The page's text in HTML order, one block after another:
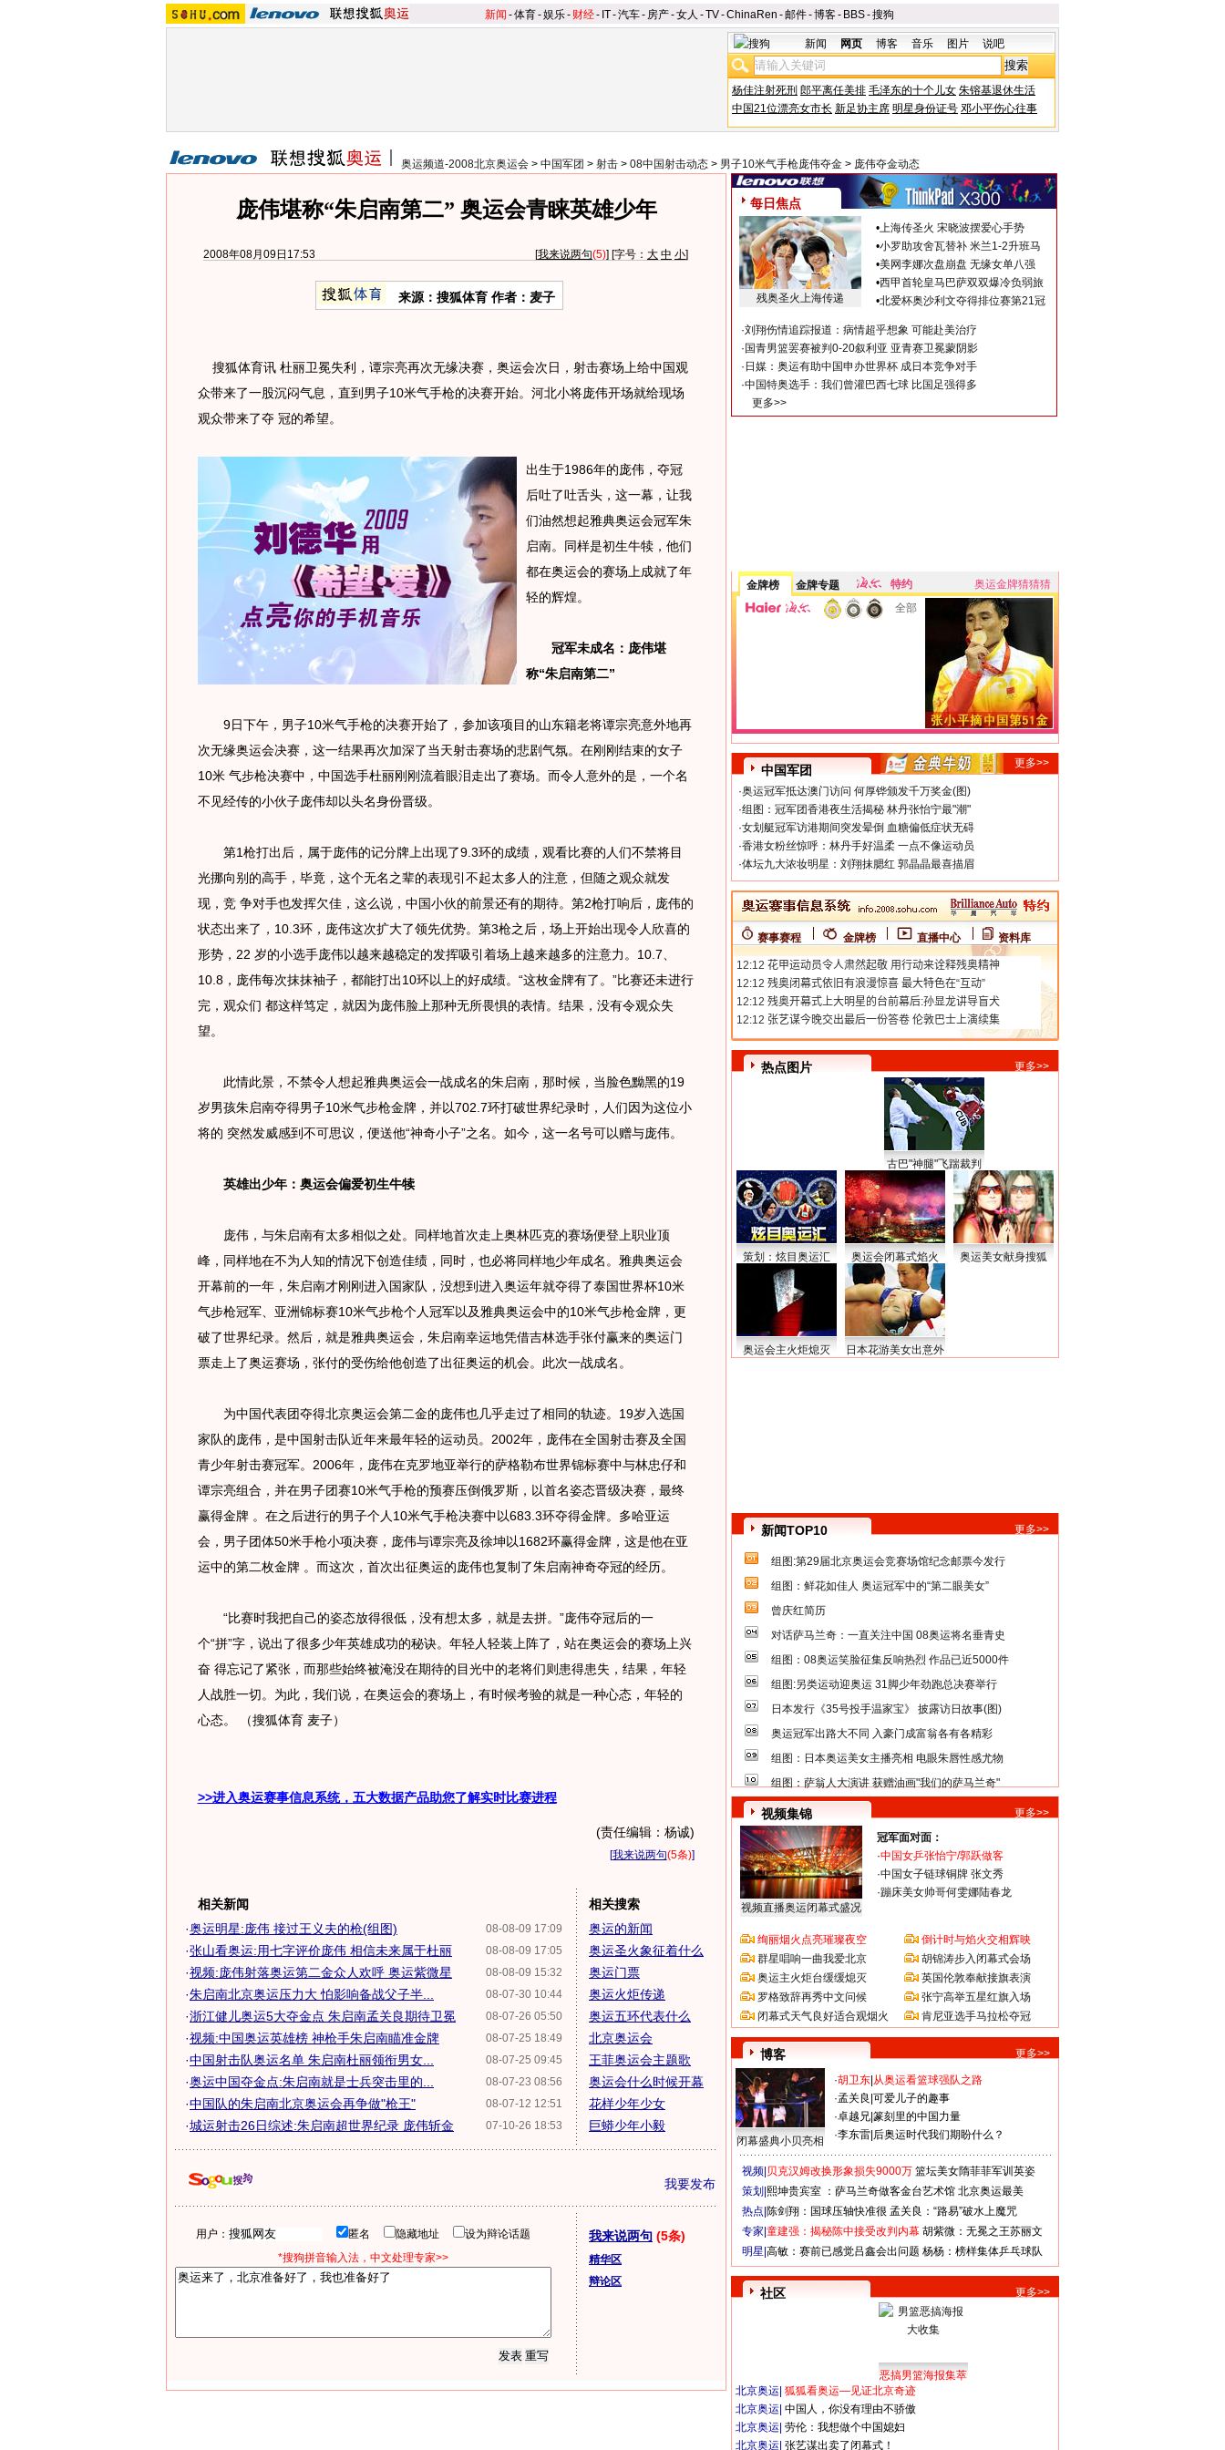
新闻 -体育-娱乐- 财经- IT-汽车- 房产-女人 -TV-ChinaRen -邮件-博客- BBS-搜狗
新闻 网页 博客 音乐 图片 说吧
杨佳注射死刑 郎平离任美排 毛泽东的十个儿女 朱镕基退休生活
中国21位漂亮女市长 新足协主席 明星身份证号 邓小平伤心往事
奥运频道-2008北京奥运会 > 中国军团 > 射击 > 08中国射击动态 > 男子10米气手枪庞伟夺金 > 庞伟夺金动态
庞伟堪称“朱启南第二” 奥运会青睐英雄少年
2008年08月09日17:53 [我来说两句(5)] [字号： 大 中 小]
来源：搜狐体育 作者：麦子
搜狐体育讯 杜丽卫冕失利，谭宗亮再次无缘决赛，奥运会次日，射击赛场上给中国观
众带来了一股沉闷气息，直到男子10米气手枪的决赛开始。河北小将庞伟开场就给现场
观众带来了夺 冠的希望。
出生于1986年的庞伟，夺冠
后吐了吐舌头，这一幕，让我
们油然想起雅典奥运会冠军朱
启南。同样是初生牛犊，他们
都在奥运会的赛场上成就了年
轻的辉煌。
冠军未成名：庞伟堪
称“朱启南第二”
9日下午，男子10米气手枪的决赛开始了，参加该项目的山东籍老将谭宗亮意外地再
次无缘奥运会决赛，这一结果再次加深了当天射击赛场的悲剧气氛。在刚刚结束的女子
10米 气步枪决赛中，中国选手杜丽刚刚流着眼泪走出了赛场。而令人意外的是，一个名
不见经传的小伙子庞伟却以头名身份晋级。
第1枪打出后，属于庞伟的记分牌上出现了9.3环的成绩，观看比赛的人们不禁将目
光挪向别的高手，毕竟，这个无名之辈的表现引不起太多人的注意，但随之观众就发
现，竞 争对手也发挥欠佳，这么说，中国小伙的前景还有的期待。第2枪打响后，庞伟的
状态出来了，10.3环，庞伟这次扩大了领先优势。第3枪之后，场上开始出现令人欣喜的
形势，22 岁的小选手庞伟以越来越稳定的发挥吸引着场上越来越多的注意力。10.7、
10.8，庞伟每次抹抹袖子，都能打出10环以上的好成绩。“这枚金牌有了。”比赛还未进行
完，观众们 都这样笃定，就因为庞伟脸上那种无所畏惧的表情。结果，没有令观众失
望。
此情此景，不禁令人想起雅典奥运会一战成名的朱启南，那时候，当脸色黝黑的19
岁男孩朱启南夺得男子10米气步枪金牌，并以702.7环打破世界纪录时，人们因为这位小
将的 突然发威感到不可思议，便送他“神奇小子”之名。如今，这一名号可以赠与庞伟。
英雄出少年：奥运会偏爱初生牛犊
庞伟，与朱启南有太多相似之处。同样地首次走上奥林匹克的赛场便登上职业顶
峰，同样地在不为人知的情况下创造佳绩，同时，也必将同样地少年成名。雅典奥运会
开幕前的一年，朱启南才刚刚进入国家队，没想到进入奥运年就夺得了泰国世界杯10米
气步枪冠军、亚洲锦标赛10米气步枪个人冠军以及雅典奥运会中的10米气步枪金牌，更
破了世界纪录。然后，就是雅典奥运会，朱启南幸运地凭借吉林选手张付赢来的奥运门
票走上了奥运赛场，张付的受伤给他创造了出征奥运的机会。此次一战成名。
为中国代表团夺得北京奥运会第二金的庞伟也几乎走过了相同的轨迹。19岁入选国
家队的庞伟，是中国射击队近年来最年轻的运动员。2002年，庞伟在全国射击赛及全国
青少年射击赛冠军。2006年，庞伟在克罗地亚举行的萨格勒布世界锦标赛中与林忠仔和
谭宗亮组合，并在男子团赛10米气手枪的预赛压倒俄罗斯，以首名姿态晋级决赛，最终
赢得金牌 。在之后进行的男子个人10米气手枪决赛中以683.3环夺得金牌。多哈亚运
会，男子团体50米手枪小项决赛，庞伟与谭宗亮及徐坤以1682环赢得金牌，这是他在亚
运中的第二枚金牌 。而这次，首次出征奥运的庞伟也复制了朱启南神奇夺冠的经历。
“比赛时我把自己的姿态放得很低，没有想太多，就是去拼。”庞伟夺冠后的一
个“拼”字，说出了很多少年英雄成功的秘诀。年轻人轻装上阵了，站在奥运会的赛场上兴
奋 得忘记了紧张，而那些始终被淹没在期待的目光中的老将们则患得患失，结果，年轻
人战胜一切。为此，我们说，在奥运会的赛场上，有时候考验的就是一种心态，年轻的
心态。 （搜狐体育 麦子）
>>进入奥运赛事信息系统，五大数据产品助您了解实时比赛进程
(责任编辑：杨诚)
[我来说两句(5条)]
相关新闻
08-08-09 17:09
·奥运明星:庞伟 接过王义夫的枪(组图)
08-08-09 17:05
·张山看奥运:用七字评价庞伟 相信未来属于杜丽
08-08-09 15:32
·视频:庞伟射落奥运第二金众人欢呼 奥运紫微星
08-07-30 10:44
·朱启南北京奥运压力大 怕影响备战父子半...
08-07-26 05:50
·浙江健儿奥运5大夺金点 朱启南孟关良期待卫冕
08-07-25 18:49
·视频:中国奥运英雄榜 神枪手朱启南瞄准金牌
08-07-25 09:45
·中国射击队奥运名单 朱启南杜丽领衔男女...
08-07-23 08:56
·奥运中国夺金点:朱启南就是士兵突击里的...
08-07-12 12:51
·中国队的朱启南北京奥运会再争做"枪王"
07-10-26 18:53
·城运射击26日综述:朱启南超世界纪录 庞伟斩金
相关搜索
奥运的新闻
奥运圣火象征着什么
奥运门票
奥运火炬传递
奥运五环代表什么
北京奥运会
王菲奥运会主题歌
奥运会什么时候开幕
花样少年少女
巨蟒少年小毅
我要发布
用户： 匿名 隐藏地址
设为辩论话题
*搜狗拼音输入法，中文处理专家>>
我来说两句 (5条)
精华区
辩论区
每日焦点
残奥圣火上海传递
•上海传圣火 宋晓波摆爱心手势
•小罗助攻舍瓦替补 米兰1-2升班马
•美网李娜次盘崩盘 无缘女单八强
•西甲首轮皇马巴萨双双爆冷负弱旅
•北爱杯奥沙利文夺得排位赛第21冠
·刘翔伤情追踪报道：病情超乎想象 可能赴美治疗
· 国青男篮罢赛被判0-20叙利亚 亚青赛卫冕蒙阴影
· 日媒：奥运有助中国申办世界杯 成日本竞争对手
·中国特奥选手：我们曾灌巴西七球 比国足强得多
更多>>
金牌榜 金牌专题 特约
奥运金牌猜猜猜
全部
中国军团
更多>>
·奥运冠军抵达澳门访问 何厚铧颁发千万奖金(图)
·组图：冠军团香港夜生活揭秘 林丹张怡宁最"潮"
·女划艇冠军访港期间突发晕倒 血糖偏低症状无碍
·香港女粉丝惊呼：林丹手好温柔 一点不像运动员
·体坛九大浓妆明星：刘翔抹腮红 郭晶晶最喜描眉
赛事赛程 金牌榜 直播中心 资料库
热点图片 更多>>
古巴"神腿"飞踹裁判
策划：炫目奥运汇 奥运会闭幕式焰火 奥运美女献身搜狐
奥运会主火炬熄灭 日本花游美女出意外
新闻TOP10 更多>>
组图:第29届北京奥运会竞赛场馆纪念邮票今发行
组图：鲜花如佳人 奥运冠军中的“第二眼美女”
曾庆红简历
对话萨马兰奇：一直关注中国 08奥运将名垂青史
组图：08奥运笑脸征集反响热烈 作品已近5000件
组图:另类运动迎奥运 31脚少年劲跑总决赛举行
日本发行《35号投手温家宝》 披露访日故事(图)
奥运冠军出路大不同 入豪门成富翁各有各精彩
组图：日本奥运美女主播亮相 电眼朱唇性感尤物
组图：萨翁人大演讲 获赠油画"我们的萨马兰奇"
视频集锦 更多>>
视频直播奥运闭幕式盛况
冠军面对面：
·中国女乒张怡宁/郭跃做客
·中国女子链球铜牌 张文秀
·蹦床美女帅哥何雯娜陆春龙
绚丽烟火点亮璀璨夜空
群星唱响一曲我爱北京
奥运主火炬台缓缓熄灭
罗格致辞再秀中文问候
闭幕式天气良好适合观烟火
倒计时与焰火交相辉映
胡锦涛步入闭幕式会场
英国伦敦奉献接旗表演
张宁高举五星红旗入场
肯尼亚选手马拉松夺冠
博客 更多>>
闭幕盛典小贝亮相
·胡卫东 从奥运看篮球强队之路
·孟关良 可爱儿子的趣事
·卓越兄 篆刻里的中国力量
·李东雷 后奥运时代我们期盼什么？
视频| 贝克汉姆改换形象损失9000万 篮坛美女隋菲菲军训英姿
策划| 熙坤贵宾室 ：萨马兰奇做客金台艺术馆 北京奥运最美
热点| 陈剑翔：国球压轴快准很 孟关良：“路易”破水上魔咒
专家| 童建强：揭秘陈中接受改判内幕 胡紫微：无冕之王苏丽文
明星| 高敏：赛前已感觉吕鑫会出问题 杨杨：榜样集体乒乓球队
社区 更多>>
恶搞男篮海报集萃
北京奥运 狐狐看奥运—见证北京奇迹
北京奥运 中国人，你没有理由不骄傲
北京奥运 劳伦：我想做个中国媳妇
北京奥运 张艺谋出卖了闭幕式！